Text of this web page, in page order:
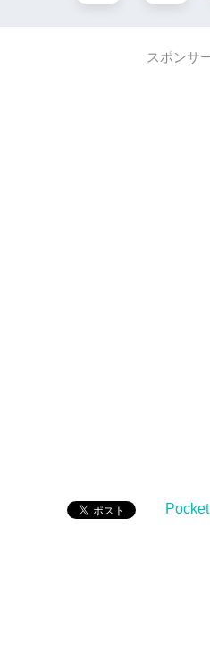
スポンサ
Pocket